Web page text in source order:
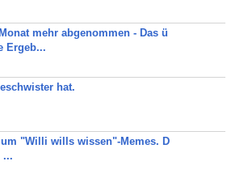
mehr abgenommen - Das ü
Ergeb...
hat.
"Willi wills wissen"-Memes. D
...